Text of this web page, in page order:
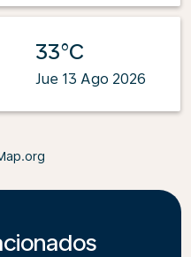
33°C
Jue 13 Ago 2026